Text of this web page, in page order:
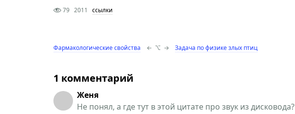
79 2011 ссылки
Фармакологические свойства ← ⌥ → Задача по физике злых птиц
1 комментарий
Женя
Не понял, а где тут в этой цитате про звук из дисковода?